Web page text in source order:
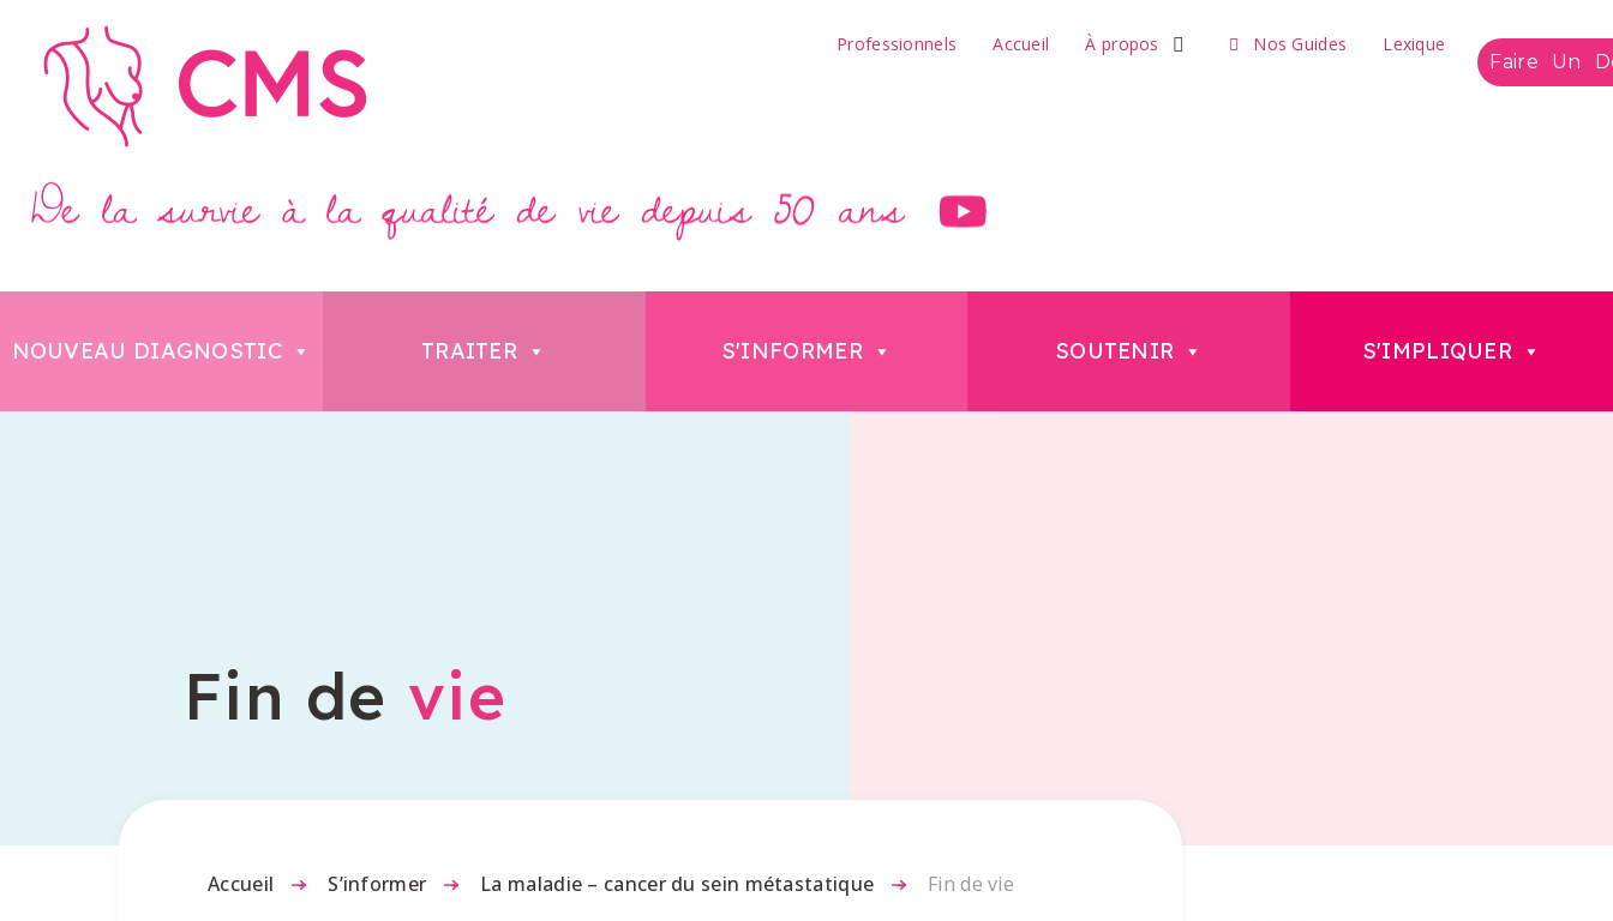
Professionnels Accueil À propos Nos Guides Lexique
Faire Un
NOUVEAU DIAGNOSTIC TRAITER S'INFORMER SOUTENIR S'IMPLIQUER
Fin de vie
Accueil - S’informer - La maladie – cancer du sein métastatique - Fin de vie